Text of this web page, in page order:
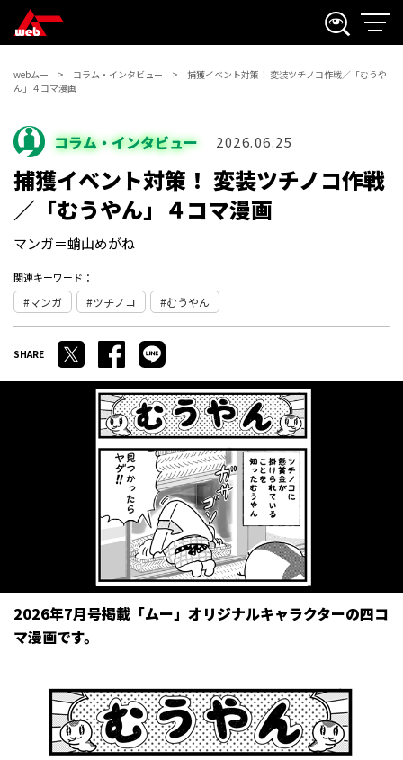
webムー コラム・インタビュー
捕獲イベント対策！ 変装ツチノコ作戦／「むうや
ん」４コマ漫画
コラム・インタビュー 2026.06.25
捕獲イベント対策！ 変装ツチノコ作戦
／「むうやん」４コマ漫画
マンガ＝蛸山めがね
関連キーワード：
マンガ ツチノコ むうやん
2026年7月号掲載「ムー」オリジナルキャラクターの四コ
マ漫画です。